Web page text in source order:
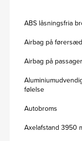
ABS låsningsfria
Airbag på
Airbag på
følelse
Autobroms
Axelafstand 3950